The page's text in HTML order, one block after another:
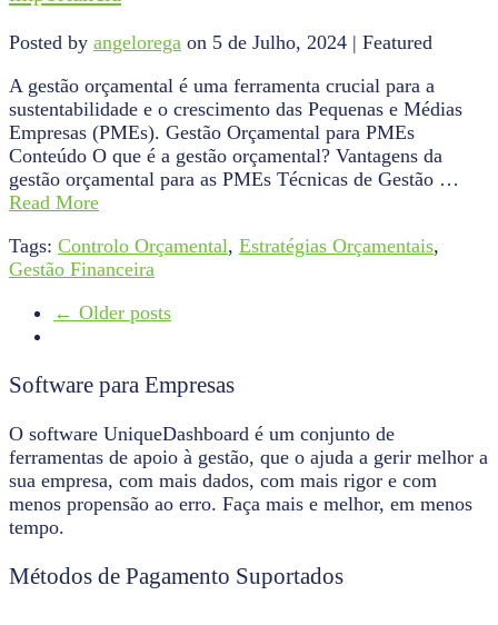
Posted by angelorega on 5 de Julho, 2024 | Featured
A gestão orçamental é uma ferramenta crucial para a
sustentabilidade e o crescimento das Pequenas e Médias
Empresas (PMEs). Gestão Orçamental para PMEs
Conteúdo O que é a gestão orçamental? Vantagens da
gestão orçamental para as PMEs Técnicas de Gestão …
Read More
Tags: Controlo Orçamental, Estratégias Orçamentais,
Gestão Financeira
← Older posts
Software para Empresas
O software UniqueDashboard é um conjunto de
ferramentas de apoio à gestão, que o ajuda a gerir melhor a
sua empresa, com mais dados, com mais rigor e com
menos propensão ao erro. Faça mais e melhor, em menos
tempo.
Métodos de Pagamento Suportados